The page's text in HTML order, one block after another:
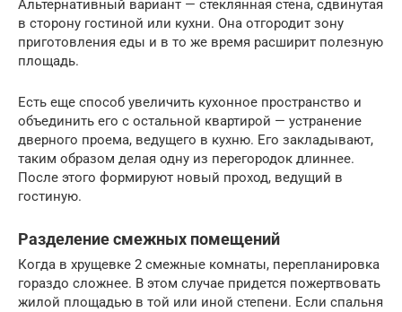
Альтернативный вариант — стеклянная стена, сдвинутая
в сторону гостиной или кухни. Она отгородит зону
приготовления еды и в то же время расширит полезную
площадь.
Есть еще способ увеличить кухонное пространство и
объединить его с остальной квартирой — устранение
дверного проема, ведущего в кухню. Его закладывают,
таким образом делая одну из перегородок длиннее.
После этого формируют новый проход, ведущий в
гостиную.
Разделение смежных помещений
Когда в хрущевке 2 смежные комнаты, перепланировка
гораздо сложнее. В этом случае придется пожертвовать
жилой площадью в той или иной степени. Если спальня